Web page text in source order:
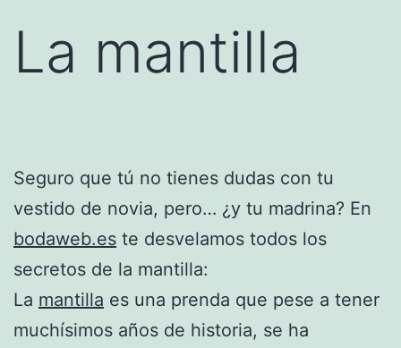
La mantilla
Seguro que tú no tienes dudas con tu
vestido de novia, pero… ¿y tu madrina? En
bodaweb.es te desvelamos todos los
secretos de la mantilla:
La mantilla es una prenda que pese a tener
muchísimos años de historia, se ha